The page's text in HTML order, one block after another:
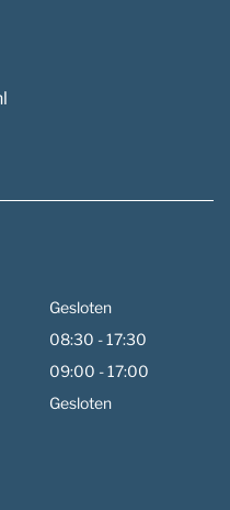
Gesloten
08:30 - 17:30
09:00 - 17:00
Gesloten